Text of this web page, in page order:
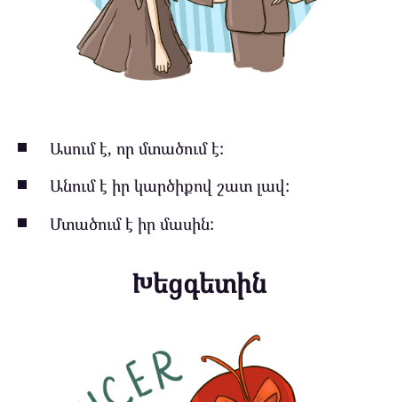
Ասում է, որ մտածում է:
Անում է իր կարծիքով շատ լավ:
Մտածում է իր մասին:
Խեցգետին